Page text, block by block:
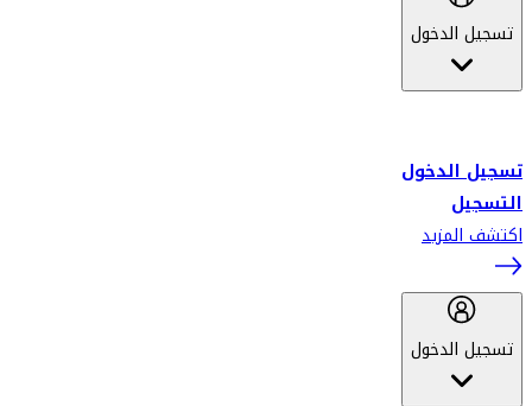
تسجيل الدخول
تسجيل الدخول
التسجيل
اكتشف المزيد
تسجيل الدخول